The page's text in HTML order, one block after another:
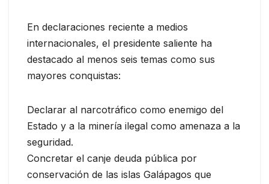
En declaraciones reciente a medios
internacionales, el presidente saliente ha
destacado al menos seis temas como sus
mayores conquistas:
Declarar al narcotráfico como enemigo del
Estado y a la minería ilegal como amenaza a la
seguridad.
Concretar el canje deuda pública por
conservación de las islas Galápagos que